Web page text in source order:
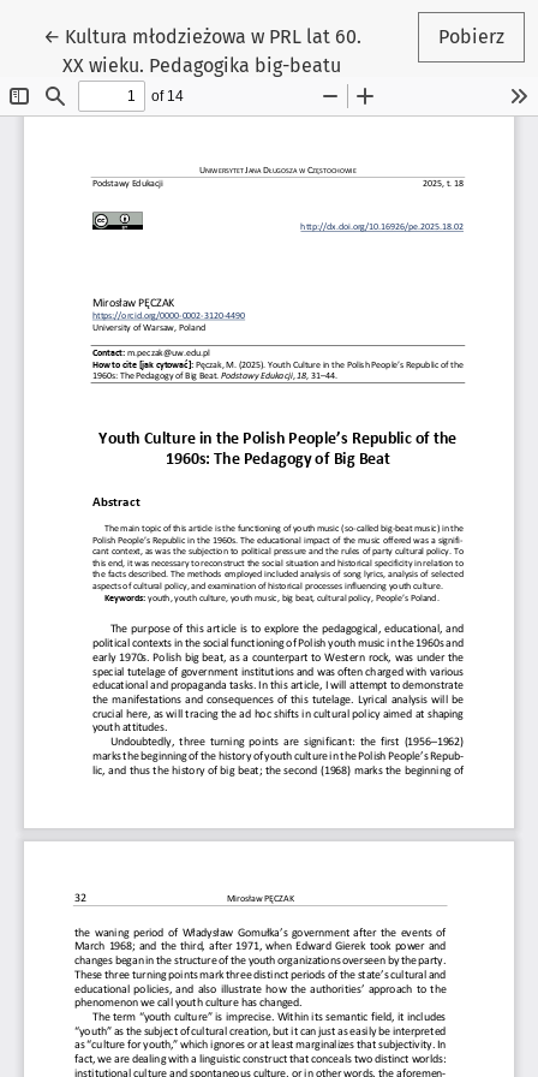
← Wróć do szczegółów artykułu
Kultura młodzieżowa w PRL lat 60.
XX wieku. Pedagogika big-beatu
Pobierz